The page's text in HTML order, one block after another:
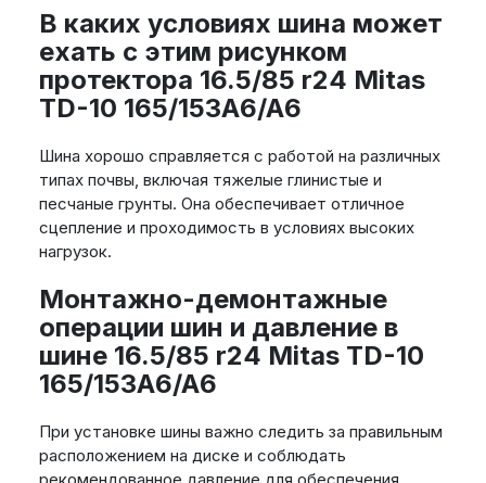
В каких условиях шина может
ехать с этим рисунком
протектора 16.5/85 r24 Mitas
TD-10 165/153A6/A6
Шина хорошо справляется с работой на различных
типах почвы, включая тяжелые глинистые и
песчаные грунты. Она обеспечивает отличное
сцепление и проходимость в условиях высоких
нагрузок.
Монтажно-демонтажные
операции шин и давление в
шине 16.5/85 r24 Mitas TD-10
165/153A6/A6
При установке шины важно следить за правильным
расположением на диске и соблюдать